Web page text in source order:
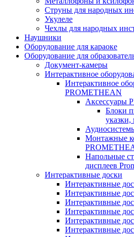
Струны для народных
Укулеле
Чехлы для народных
Наушники
Оборудование для караоке
Оборудование для
Документ-камеры
Интерактивное
Интерактивное
PROMETHEAN
Аксессуары
Блоки
Монтажные
Напольные
дисплеев
Интерактивные доски
Интерактивные
Интерактивные
Интерактивные
Интерактивные
Интерактивные
Интерактивные